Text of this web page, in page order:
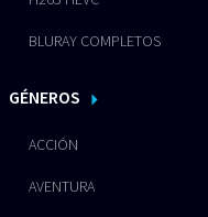
BLURAY COMPLETOS
GÉNEROS
ACCIÓN
AVENTURA